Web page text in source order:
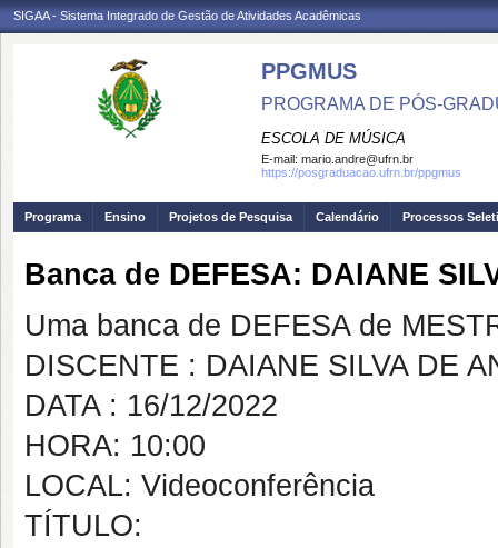
SIGAA - Sistema Integrado de Gestão de Atividades Acadêmicas
PPGMUS
PROGRAMA DE PÓS-
ESCOLA DE MÚSICA
E-mail: mario.andre@ufrn.br
https://posgraduacao.ufrn.br/ppgmus
Programa Ensino Projetos de Pesquisa Calendário Processos
Banca de DEFESA: DAIANE
Uma banca de DEFESA de
DISCENTE : DAIANE SILVA DE
DATA : 16/12/2022
HORA: 10:00
LOCAL: Videoconferência
TÍTULO: